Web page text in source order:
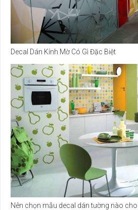
Decal Dán Kính Mờ Có Gì Đặc Biệt
Nên chọn mẫu decal dán tường nào